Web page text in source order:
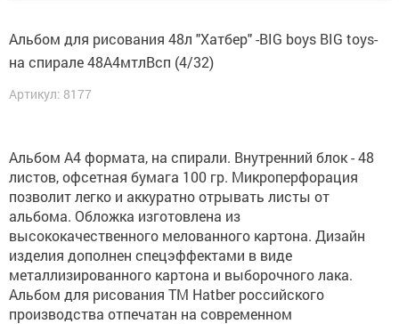
Альбом для рисования 48л "Хатбер" -BIG boys BIG toys-
на спирале 48А4мтлВсп (4/32)
Артикул: 8177
Альбом А4 формата, на спирали. Внутренний блок - 48
листов, офсетная бумага 100 гр. Микроперфорация
позволит легко и аккуратно отрывать листы от
альбома. Обложка изготовлена из
высококачественного мелованного картона. Дизайн
изделия дополнен спецэффектами в виде
металлизированного картона и выборочного лака.
Альбом для рисования ТМ Hatber российского
производства отпечатан на современном